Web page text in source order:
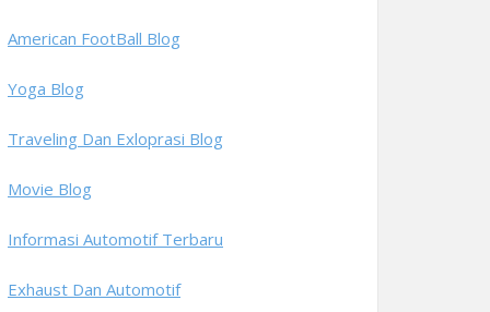
American FootBall Blog
Yoga Blog
Traveling Dan Exloprasi Blog
Movie Blog
Informasi Automotif Terbaru
Exhaust Dan Automotif